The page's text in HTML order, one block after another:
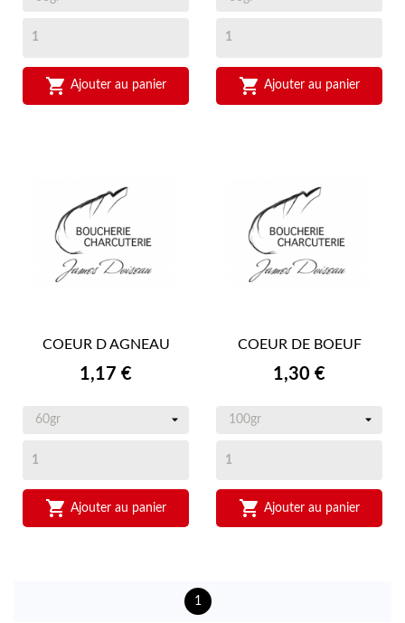
 Ajouter au panier  Ajouter au panier
COEUR D AGNEAU
Prix
1,17 €
 Ajouter au panier
COEUR DE BOEUF
Prix
1,30 €
 Ajouter au panier
1